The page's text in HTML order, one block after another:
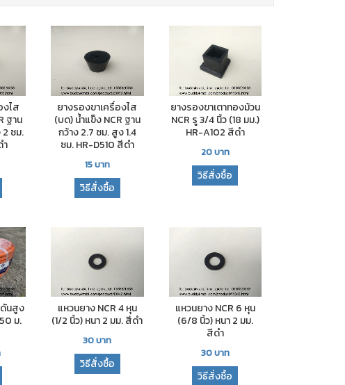
งไส
ฐาน
ซม.
ำ
ยางรองขาเครื่องไส
(บด) น้ำแข็ง NCR ฐาน
กว้าง 2.7 ซม. สูง 1.4
ซม. HR-D510 สีดำ
15บาท
วิธีสั่งซื้อ
ยางรองขาเตาทองม้วน
NCR รู 3/4 นิ้ว (18 มม.)
HR-A102 สีดำ
20บาท
วิธีสั่งซื้อ
นสูง
ม.
แหวนยาง NCR 4 หุน
(1/2 นิ้ว) หนา 2 มม. สีดำ
30บาท
วิธีสั่งซื้อ
แหวนยาง NCR 6 หุน
(6/8 นิ้ว) หนา 2 มม.
สีดำ
30บาท
วิธีสั่งซื้อ